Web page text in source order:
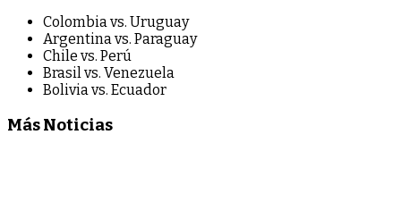
Colombia vs. Uruguay
Argentina vs. Paraguay
Chile vs. Perú
Brasil vs. Venezuela
Bolivia vs. Ecuador
Más Noticias